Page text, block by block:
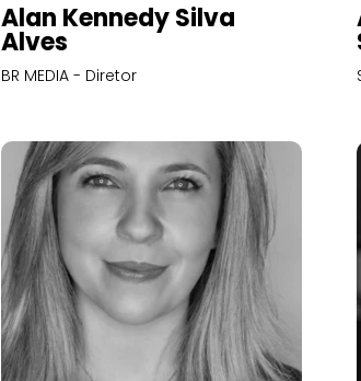
Alan Kennedy Silva
Alves
BR MEDIA - Diretor